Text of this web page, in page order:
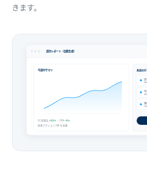
週次レポート（自動生成）
今週のサマリ
CV 前週比+12% ／ CPA−9%
改善アクション 5件 を実施
来週の打
高
不
採
事
比
きます。